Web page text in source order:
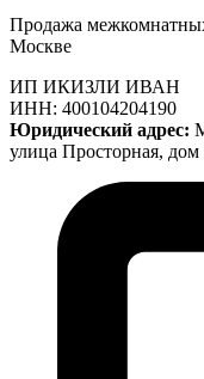
Продажа
Москве
ИП ИКИЗЛИ ИВАН
ИНН: 400104204190
Юридический адрес:
улица Просторная, дом